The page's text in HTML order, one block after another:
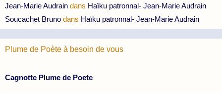
Jean-Marie Audrain dans Haïku patronnal- Jean-Marie Audrain
Soucachet Bruno dans Haïku patronnal- Jean-Marie Audrain
Plume de Poète à besoin de vous
Cagnotte Plume de Poete